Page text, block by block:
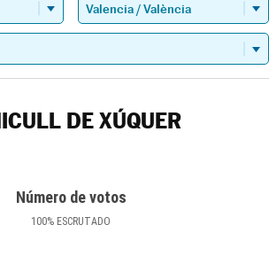
DE XÚQUER
Número de votos
100% ESCRUTADO